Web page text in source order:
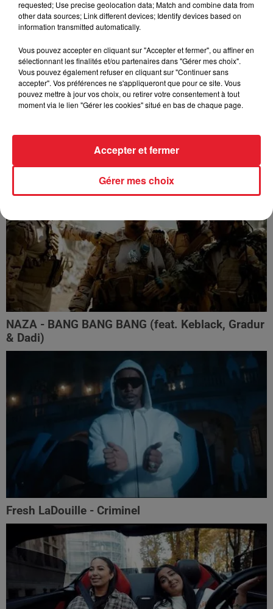
GUIZMO - T’CHALLA
NAZA - BANG BANG BANG (feat. Keblack, Gradur
& Dadi)
Fresh LaDouille - Criminel
requested; Use precise geolocation data; Match and combine data from
other data sources; Link different devices; Identify devices based on
information transmitted automatically.
Vous pouvez accepter en cliquant sur "Accepter et fermer", ou affiner en
sélectionnant les finalités et/ou partenaires dans "Gérer mes choix".
Vous pouvez également refuser en cliquant sur "Continuer sans
accepter". Vos préférences ne s'appliqueront que pour ce site. Vous
pouvez mettre à jour vos choix, ou retirer votre consentement à tout
moment via le lien "Gérer les cookies" situé en bas de chaque page.
Gérer mes choix
Accepter et fermer